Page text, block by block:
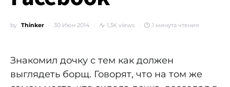
by Thinker 30 Июн 2014 1,3K views 1 минута чтения
Знакомил дочку с тем как должен
выглядеть борщ. Говорят, что на том же